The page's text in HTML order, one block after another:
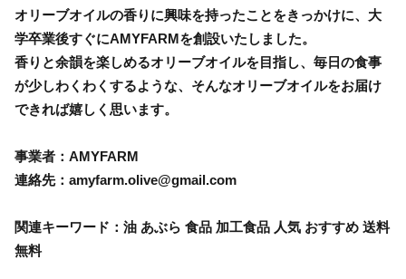
オリーブオイルの香りに興味を持ったことをきっかけに、大
学卒業後すぐにAMYFARMを創設いたしました。
香りと余韻を楽しめるオリーブオイルを目指し、毎日の食事
が少しわくわくするような、そんなオリーブオイルをお届け
できれば嬉しく思います。
事業者：AMYFARM
連絡先：amyfarm.olive@gmail.com
関連キーワード：油 あぶら 食品 加工食品 人気 おすすめ 送料
無料